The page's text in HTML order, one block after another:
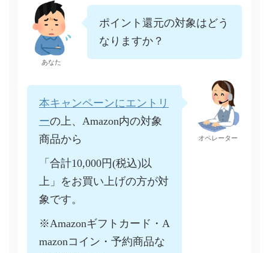
あなた
ポイント還元の対象はどう
なりますか？
本キャンペーンにエントリ
ーの上、Amazon内の対象
商品から
「合計10,000円(税込)以
上」をお買い上げの方が対
象です。
※Amazonギフトカード・A
mazonコイン・予約商品な
オペレーター